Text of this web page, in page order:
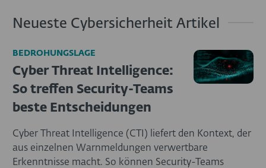
Neueste Cybersicherheit Artikel
BEDROHUNGSLAGE
Cyber Threat Intelligence:
So treffen Security-Teams
beste Entscheidungen
Cyber Threat Intelligence (CTI) liefert den Kontext, der
aus einzelnen Warnmeldungen verwertbare
Erkenntnisse macht. So können Security-Teams